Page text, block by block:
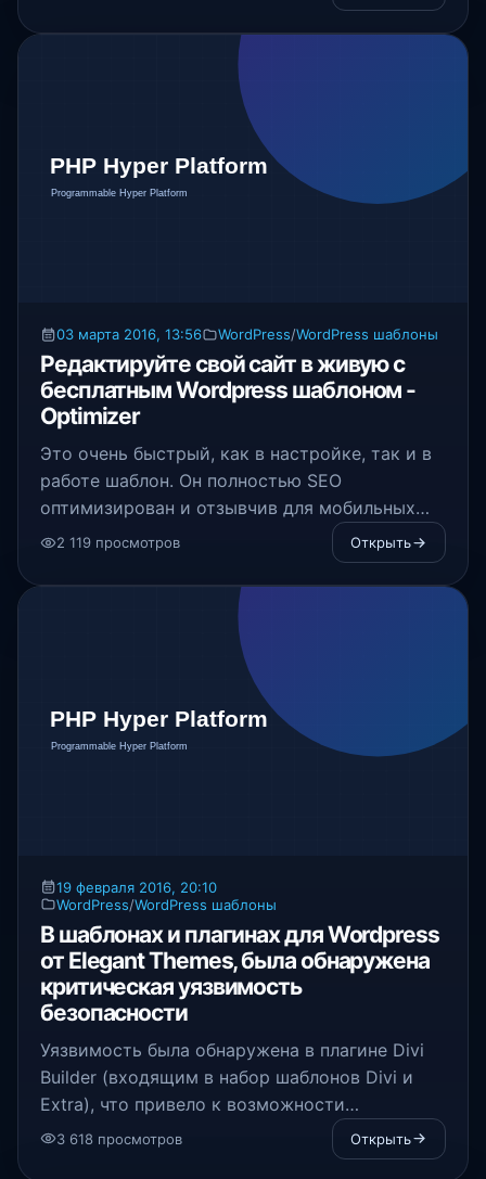
03 марта 2016, 13:56 WordPress/WordPress шаблоны
Редактируйте свой сайт в живую с
бесплатным Wordpress шаблоном -
Optimizer
Это очень быстрый, как в настройке, так и в
работе шаблон. Он полностью SEO
оптимизирован и отзывчив для мобильных
устройств.
2 119 просмотров Открыть
19 февраля 2016, 20:10
WordPress/WordPress шаблоны
В шаблонах и плагинах для Wordpress
от Elegant Themes, была обнаружена
критическая уязвимость
безопасности
Уязвимость была обнаружена в плагине Divi
Builder (входящим в набор шаблонов Divi и
Extra), что привело к возможности
использования дополнительных привилегий
3 618 просмотров Открыть